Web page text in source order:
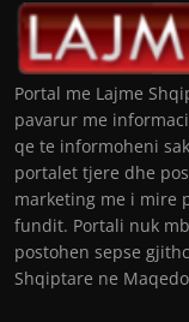
Portal me Lajme
pavarur me
qe te informoheni
portalet tjere dhe
marketing me i mire
fundit. Portali nuk
postohen sepse
Shqiptare ne